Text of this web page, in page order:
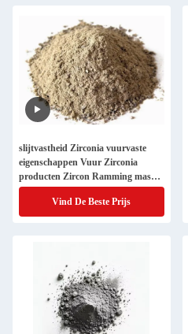
slijtvastheid Zirconia vuurvaste
eigenschappen Vuur Zirconia
producten Zircon Ramming massa
Voor glazen oven
Vind De Beste Prijs